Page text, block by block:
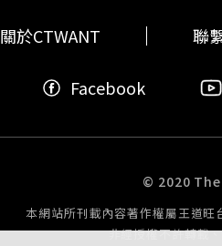
關於CTWANT 聯
Facebook
© 2020
本網站所刊載內容著作權屬王道
非經授權不許轉載